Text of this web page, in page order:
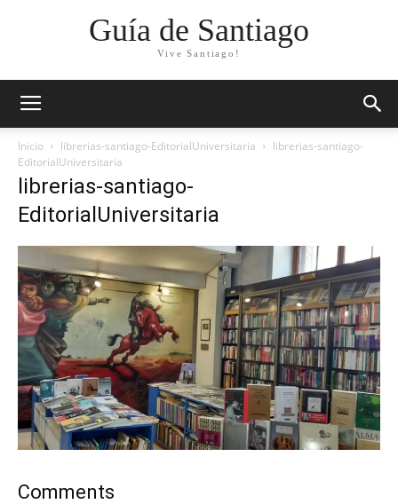
Guía de Santiago
Vive Santiago!
Inicio librerias-santiago-EditorialUniversitaria
librerias-santiago-
EditorialUniversitaria
librerias-santiago-
EditorialUniversitaria
Comments